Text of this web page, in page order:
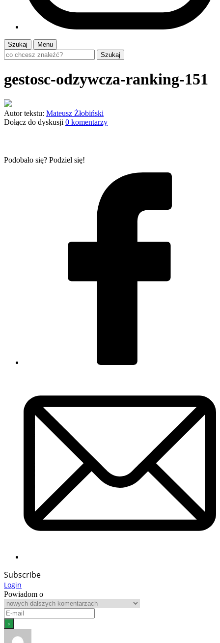
Szukaj
Menu
Szukaj
gestosc-odzywcza-ranking-151
Autor tekstu: Mateusz Żłobiński
Dołącz do dyskusji 0 komentarzy
Podobało się? Podziel się!
Subscribe
Login
Powiadom o